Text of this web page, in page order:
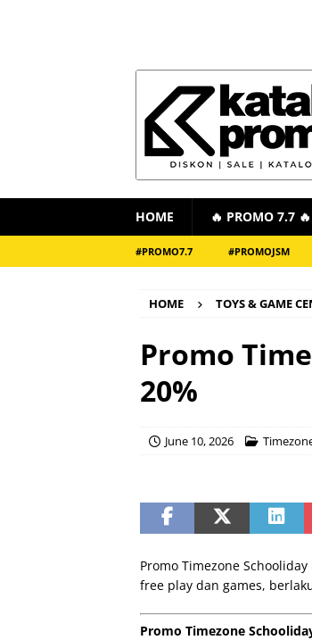
HOME 🔥 PROMO 7.7 🔥
#PROMO7.7 #PROMOJSM
HOME TOYS & GAME
Promo
20%
June 10, 2026
Promo Timezone
free play dan games,
Promo Timezone